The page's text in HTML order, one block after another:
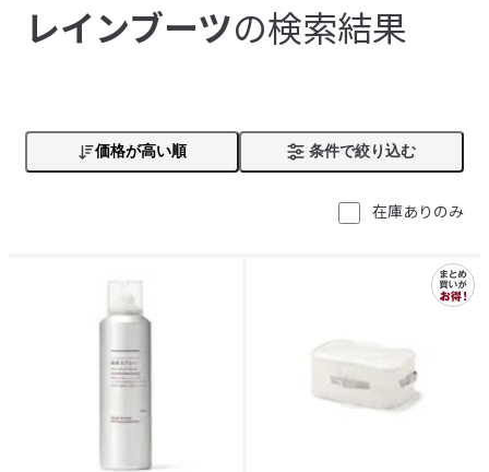
ッ
レインブーツの検索結果
価格が高い順 条件で絞り込む
在庫ありのみ